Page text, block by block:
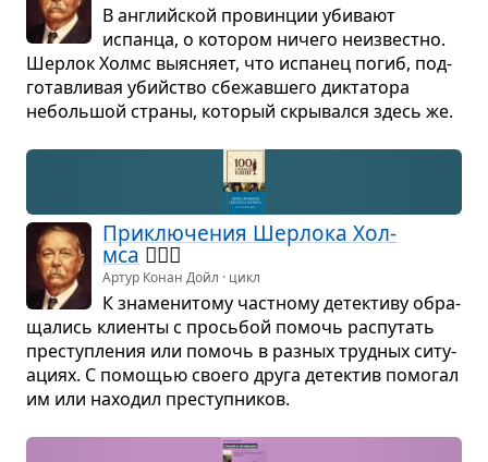
В английской про­вин­ции уби­вают
испанца, о кото­ром ничего неиз­вестно.
Шер­лок Холмс выяс­няет, что испа­нец погиб, под­
го­тав­ли­вая убийство сбе­жав­шего дик­та­тора
неболь­шой страны, кото­рый скры­вался здесь же.
При­клю­че­ния Шер­лока Хол­
мса 🕵🏻‍♂️
Артур Конан Дойл · цикл
К зна­ме­ни­тому част­ному детек­тиву обра­
ща­лись кли­енты с прось­бой помочь рас­пу­тать
пре­ступ­ле­ния или помочь в раз­ных труд­ных ситу­
а­циях. С помо­щью сво­его друга детек­тив помо­гал
им или нахо­дил пре­ступ­ни­ков.